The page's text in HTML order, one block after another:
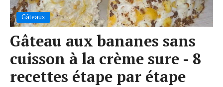
Gâteaux
Gâteau aux bananes sans
cuisson à la crème sure - 8
recettes étape par étape